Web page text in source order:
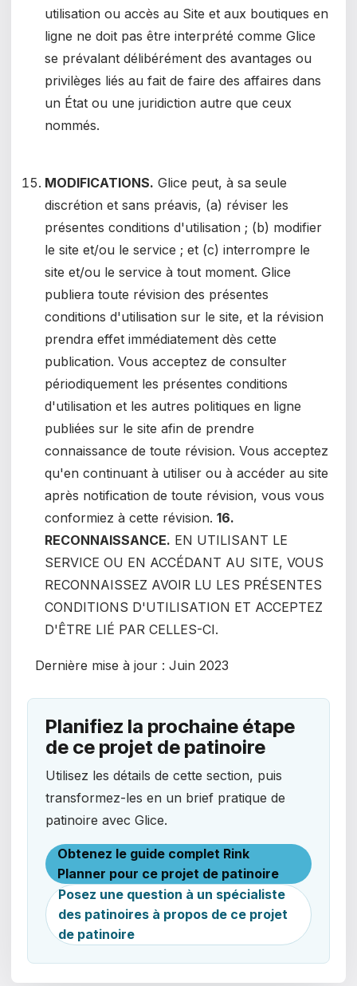
utilisation ou accès au Site et aux boutiques en
ligne ne doit pas être interprété comme Glice
se prévalant délibérément des avantages ou
privilèges liés au fait de faire des affaires dans
un État ou une juridiction autre que ceux
nommés.
MODIFICATIONS. Glice peut, à sa seule
discrétion et sans préavis, (a) réviser les
présentes conditions d'utilisation ; (b) modifier
le site et/ou le service ; et (c) interrompre le
site et/ou le service à tout moment. Glice
publiera toute révision des présentes
conditions d'utilisation sur le site, et la révision
prendra effet immédiatement dès cette
publication. Vous acceptez de consulter
périodiquement les présentes conditions
d'utilisation et les autres politiques en ligne
publiées sur le site afin de prendre
connaissance de toute révision. Vous acceptez
qu'en continuant à utiliser ou à accéder au site
après notification de toute révision, vous vous
conformiez à cette révision. 16.
RECONNAISSANCE. EN UTILISANT LE
SERVICE OU EN ACCÉDANT AU SITE, VOUS
RECONNAISSEZ AVOIR LU LES PRÉSENTES
CONDITIONS D'UTILISATION ET ACCEPTEZ
D'ÊTRE LIÉ PAR CELLES-CI.
Dernière mise à jour : Juin 2023
Planifiez la prochaine étape
de ce projet de patinoire
Utilisez les détails de cette section, puis
transformez-les en un brief pratique de
patinoire avec Glice.
Obtenez le guide complet Rink
Planner pour ce projet de patinoire
Posez une question à un spécialiste
des patinoires à propos de ce projet
de patinoire